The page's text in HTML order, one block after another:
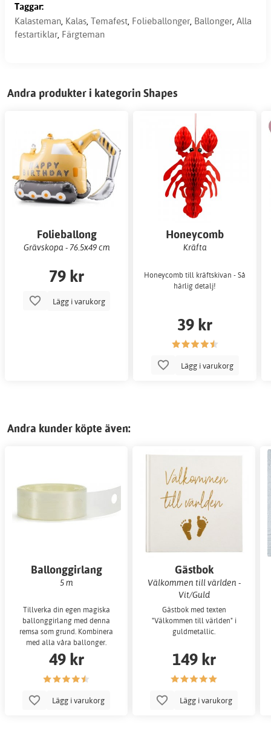
Taggar:
Kalasteman, Kalas, Temafest, Folieballonger, Ballonger, Alla
festartiklar, Färgteman
Andra produkter i kategorin Shapes
Folieballong
Grävskopa - 76.5x49 cm
79 kr
Lägg i varukorg
Honeycomb
Kräfta
Honeycomb till kräftskivan - Så
härlig detalj!
39 kr
Lägg i varukorg
Andra kunder köpte även:
Ballonggirlang
5 m
Tillverka din egen magiska
ballonggirlang med denna
remsa som grund. Kombinera
med alla våra ballonger.
49 kr
Lägg i varukorg
Gästbok
Välkommen till världen -
Vit/Guld
Gästbok med texten
"Välkommen till världen" i
guldmetallic.
149 kr
Lägg i varukorg